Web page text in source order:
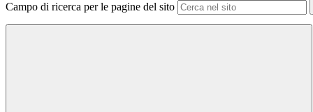
Campo di ricerca per le pagine del sito